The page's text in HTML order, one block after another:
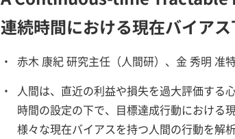
連続時間における現在バイアス
・ 赤木 康紀 研究主任（人間研）、金 秀明 准
・
人間は、直近の利益や損失を過大評価する
時間の設定の下で、目標達成行動における
様々な現在バイアスを持つ人間の行動を解